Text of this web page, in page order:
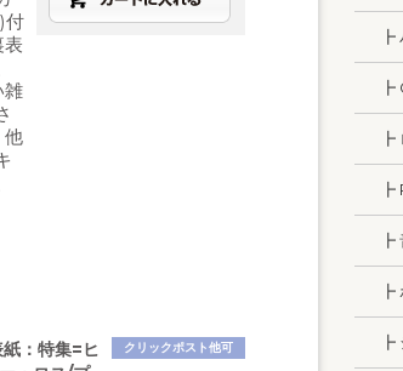
付
雑
他
クリックポスト他可
：特集=ヒ
┣
┣
┣
┣
┣
┣
┣